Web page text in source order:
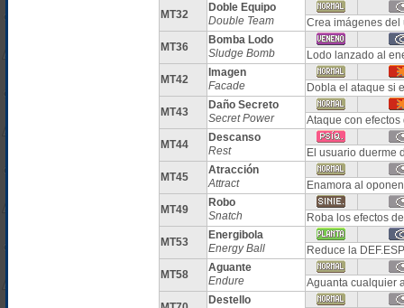
MT32
Doble Equipo
Double Team
Crea imágenes del
MT36
Bomba Lodo
Sludge Bomb
Lodo lanzado al
MT42
Imagen
Facade
Dobla el ataque si
MT43
Daño Secreto
Secret Power
Ataque con
MT44
Descanso
Rest
El usuario duerme
MT45
Atracción
Attract
Enamora al
MT49
Robo
Snatch
Roba los efectos
MT53
Energibola
Energy Ball
Reduce la
MT58
Aguante
Endure
Aguanta cualquier
Destello